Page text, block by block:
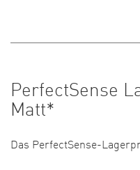
PerfectSense
Matt*
Das PerfectSense-